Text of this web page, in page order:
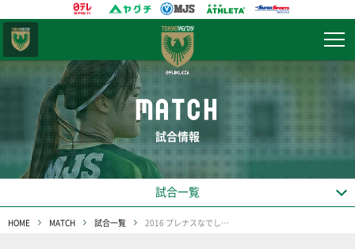
MATCH
試合情報
試合一覧
HOME MATCH 試合一覧 2016 プレナスなでしこリーグカップ1部 Aグループ 第1節